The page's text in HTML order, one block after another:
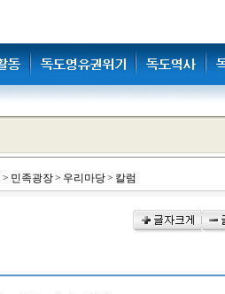
> 민족광장> 우리마당> 칼럼